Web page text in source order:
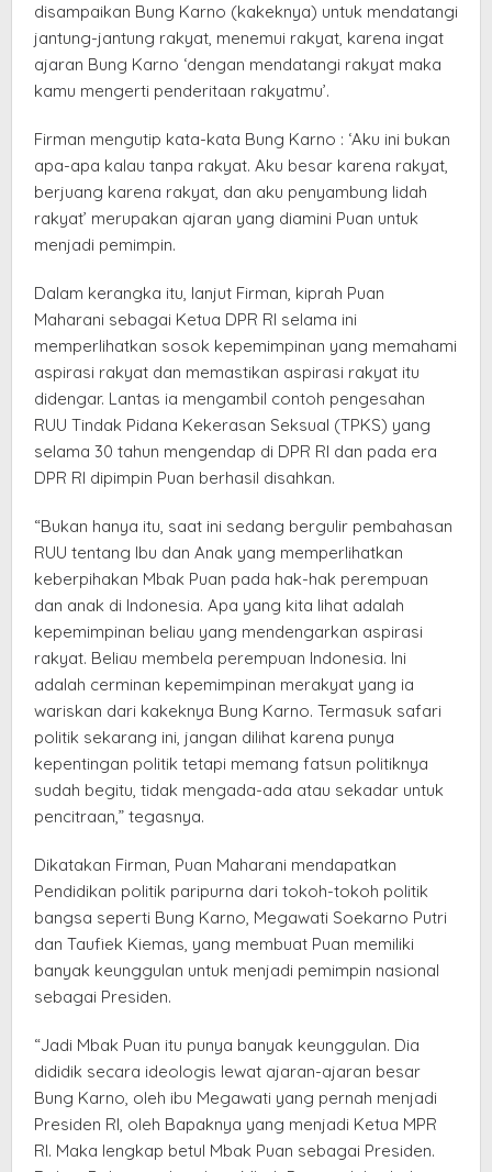
disampaikan Bung Karno (kakeknya) untuk mendatangi
jantung-jantung rakyat, menemui rakyat, karena ingat
ajaran Bung Karno ‘dengan mendatangi rakyat maka
kamu mengerti penderitaan rakyatmu’.
Firman mengutip kata-kata Bung Karno : ‘Aku ini bukan
apa-apa kalau tanpa rakyat. Aku besar karena rakyat,
berjuang karena rakyat, dan aku penyambung lidah
rakyat’ merupakan ajaran yang diamini Puan untuk
menjadi pemimpin.
Dalam kerangka itu, lanjut Firman, kiprah Puan
Maharani sebagai Ketua DPR RI selama ini
memperlihatkan sosok kepemimpinan yang memahami
aspirasi rakyat dan memastikan aspirasi rakyat itu
didengar. Lantas ia mengambil contoh pengesahan
RUU Tindak Pidana Kekerasan Seksual (TPKS) yang
selama 30 tahun mengendap di DPR RI dan pada era
DPR RI dipimpin Puan berhasil disahkan.
“Bukan hanya itu, saat ini sedang bergulir pembahasan
RUU tentang Ibu dan Anak yang memperlihatkan
keberpihakan Mbak Puan pada hak-hak perempuan
dan anak di Indonesia. Apa yang kita lihat adalah
kepemimpinan beliau yang mendengarkan aspirasi
rakyat. Beliau membela perempuan Indonesia. Ini
adalah cerminan kepemimpinan merakyat yang ia
wariskan dari kakeknya Bung Karno. Termasuk safari
politik sekarang ini, jangan dilihat karena punya
kepentingan politik tetapi memang fatsun politiknya
sudah begitu, tidak mengada-ada atau sekadar untuk
pencitraan,” tegasnya.
Dikatakan Firman, Puan Maharani mendapatkan
Pendidikan politik paripurna dari tokoh-tokoh politik
bangsa seperti Bung Karno, Megawati Soekarno Putri
dan Taufiek Kiemas, yang membuat Puan memiliki
banyak keunggulan untuk menjadi pemimpin nasional
sebagai Presiden.
“Jadi Mbak Puan itu punya banyak keunggulan. Dia
dididik secara ideologis lewat ajaran-ajaran besar
Bung Karno, oleh ibu Megawati yang pernah menjadi
Presiden RI, oleh Bapaknya yang menjadi Ketua MPR
RI. Maka lengkap betul Mbak Puan sebagai Presiden.